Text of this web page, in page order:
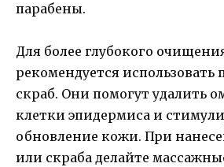
парабены.
Для более глубокого
рекомендуется использовать
скраб. Они помогут удалить
клетки эпидермиса и
обновление кожи. При
или скраба делайте